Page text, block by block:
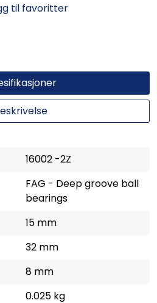
til favoritter
16002 -2Z
FAG - Deep groove ball
bearings
15 mm
32 mm
8 mm
0.025 kg